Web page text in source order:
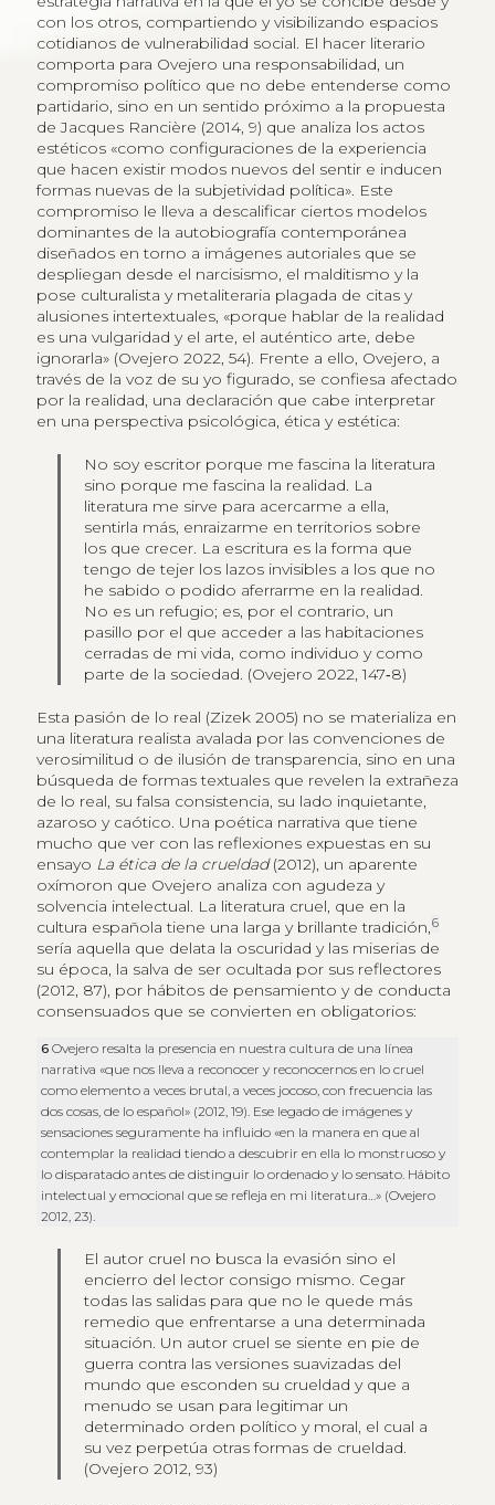
con los otros, compartiendo y visibilizando espacios
cotidianos de vulnerabilidad social. El hacer literario
comporta para Ovejero una responsabilidad, un
compromiso político que no debe entenderse como
partidario, sino en un sentido próximo a la propuesta
de Jacques Rancière (2014, 9) que analiza los actos
estéticos «como configuraciones de la experiencia
que hacen existir modos nuevos del sentir e inducen
formas nuevas de la subjetividad política». Este
compromiso le lleva a descalificar ciertos modelos
dominantes de la autobiografía contemporánea
diseñados en torno a imágenes autoriales que se
despliegan desde el narcisismo, el malditismo y la
pose culturalista y metaliteraria plagada de citas y
alusiones intertextuales, «porque hablar de la realidad
es una vulgaridad y el arte, el auténtico arte, debe
ignorarla» (Ovejero 2022, 54). Frente a ello, Ovejero, a
través de la voz de su yo figurado, se confiesa afectado
por la realidad, una declaración que cabe interpretar
en una perspectiva psicológica, ética y estética:
No soy escritor porque me fascina la literatura
sino porque me fascina la realidad. La
literatura me sirve para acercarme a ella,
sentirla más, enraizarme en territorios sobre
los que crecer. La escritura es la forma que
tengo de tejer los lazos invisibles a los que no
he sabido o podido aferrarme en la realidad.
No es un refugio; es, por el contrario, un
pasillo por el que acceder a las habitaciones
cerradas de mi vida, como individuo y como
parte de la sociedad. (Ovejero 2022, 147‑8)
Esta pasión de lo real (Zizek 2005) no se materializa en
una literatura realista avalada por las convenciones de
verosimilitud o de ilusión de transparencia, sino en una
búsqueda de formas textuales que revelen la extrañeza
de lo real, su falsa consistencia, su lado inquietante,
azaroso y caótico. Una poética narrativa que tiene
mucho que ver con las reflexiones expuestas en su
ensayo La ética de la crueldad(2012), un aparente
oxímoron que Ovejero analiza con agudeza y
solvencia intelectual. La literatura cruel, que en la
cultura española tiene una larga y brillante tradición,6
sería aquella que delata la oscuridad y las miserias de
su época, la salva de ser ocultada por sus reflectores
(2012, 87), por hábitos de pensamiento y de conducta
consensuados que se convierten en obligatorios:
6Ovejero resalta la presencia en nuestra cultura de una línea
narrativa «que nos lleva a reconocer y reconocernos en lo cruel
como elemento a veces brutal, a veces jocoso, con frecuencia las
dos cosas, de lo español» (2012, 19). Ese legado de imágenes y
sensaciones seguramente ha influido «en la manera en que al
contemplar la realidad tiendo a descubrir en ella lo monstruoso y
lo disparatado antes de distinguir lo ordenado y lo sensato. Hábito
intelectual y emocional que se refleja en mi literatura…» (Ovejero
2012, 23).
El autor cruel no busca la evasión sino el
encierro del lector consigo mismo. Cegar
todas las salidas para que no le quede más
remedio que enfrentarse a una determinada
situación. Un autor cruel se siente en pie de
guerra contra las versiones suavizadas del
mundo que esconden su crueldad y que a
menudo se usan para legitimar un
determinado orden político y moral, el cual a
su vez perpetúa otras formas de crueldad.
(Ovejero 2012, 93)